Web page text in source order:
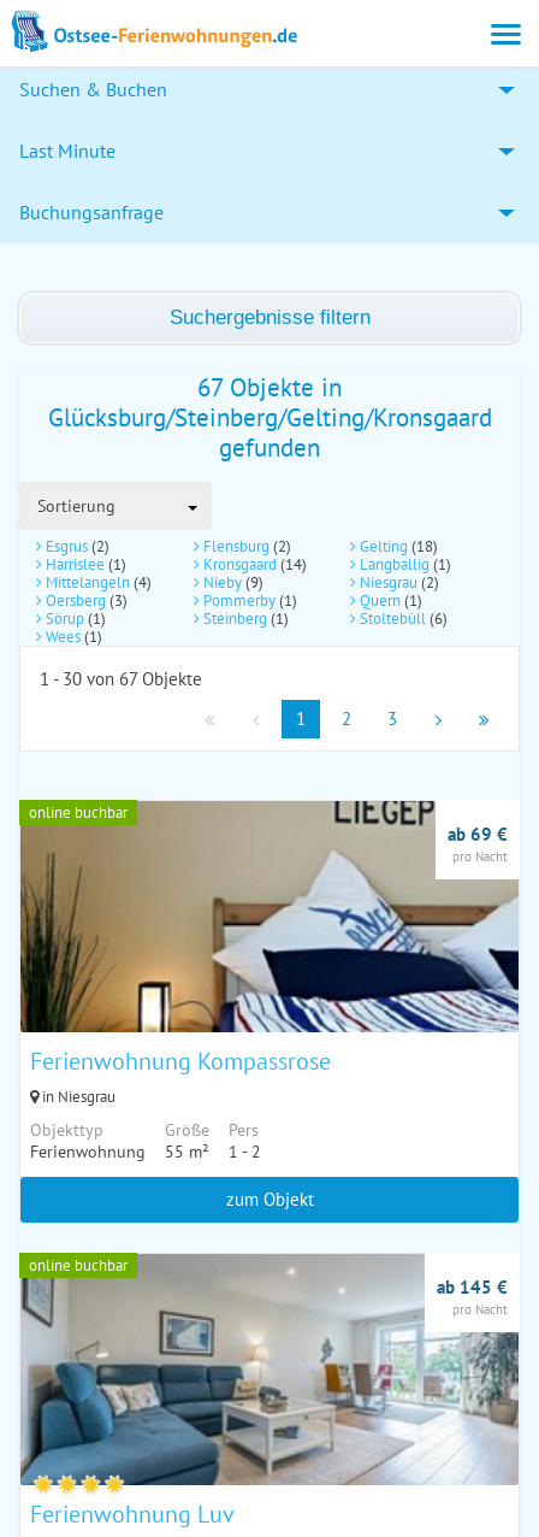
Suchen & Buchen
Last Minute
Buchungsanfrage
Suchergebnisse filtern
67 Objekte in
Glücksburg/Steinberg/Gelting/Kronsgaard
gefunden
Sortierung
Esgrus(2) Flensburg (2) Gelting (18)
Harrislee (1) Kronsgaard (14) Langballig (1)
Mittelangeln(4) Nieby(9) Niesgrau (2)
Oersberg (3) Pommerby(1) Quern(1)
Sörup(1) Steinberg (1) Stoltebüll(6)
Wees(1)
1 - 30 von 67 Objekte
1
2 3
online buchbar
Ferienwohnung Kompassrose
in Niesgrau
Objekttyp
Ferienwohnung
Größe
55 m²
Pers
1 - 2
ab 69 €
pro Nacht
zum Objekt
online buchbar
Ferienwohnung Luv
ab 145 €
pro Nacht